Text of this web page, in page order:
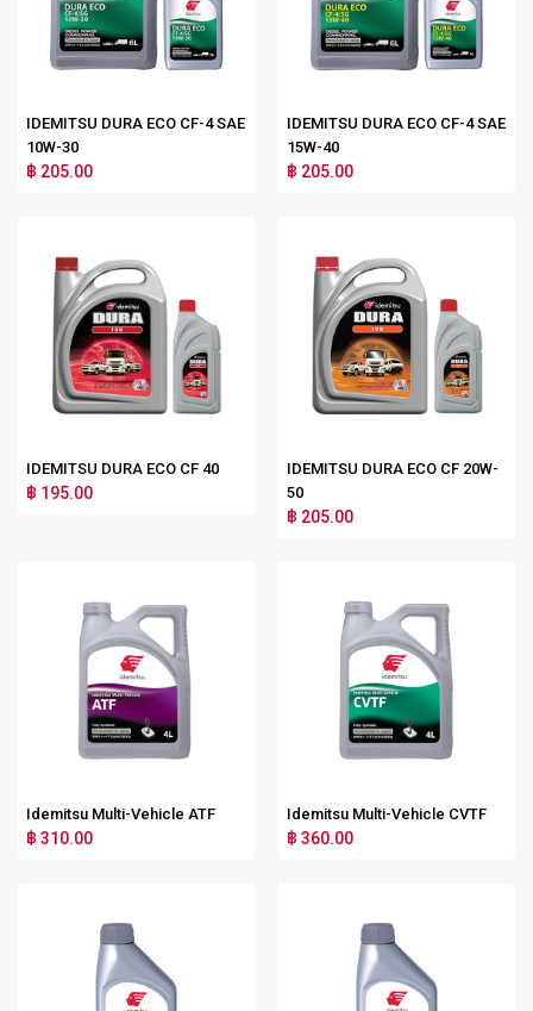
IDEMITSU DURA ECO CF-4 SAE
10W-30
฿ 205.00
IDEMITSU DURA ECO CF-4 SAE
15W-40
฿ 205.00
IDEMITSU DURA ECO CF 40
฿ 195.00
IDEMITSU DURA ECO CF 20W-
50
฿ 205.00
Idemitsu Multi-Vehicle ATF
฿ 310.00
Idemitsu Multi-Vehicle CVTF
฿ 360.00